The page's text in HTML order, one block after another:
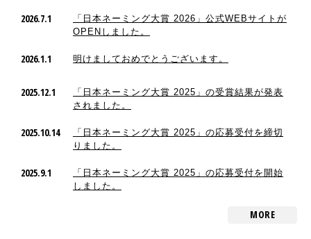
2026.7.1
「日本ネーミング大賞 2026」公式WEBサイトが
OPENしました。
2026.1.1 明けましておめでとうございます。
2025.12.1
「日本ネーミング大賞 2025」の受賞結果が発表
されました。
2025.10.14
「日本ネーミング大賞 2025」の応募受付を締切
りました。
2025.9.1
「日本ネーミング大賞 2025」の応募受付を開始
しました。
MORE